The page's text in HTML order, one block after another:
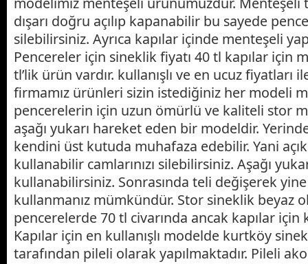
dışarı doğru açılıp kapanabilir bu sayede
silebilirsiniz. Ayrıca kapılar içinde menteşeli
Pencereler için sineklik fiyatı 40 tl kapılar için
tl’lik ürün vardır. kullanışlı ve en ucuz fiyatları
firmamız ürünleri sizin istediğiniz her modeli
pencerelerin için uzun ömürlü ve kaliteli stor
aşağı yukarı hareket eden bir modeldir.
kendini üst kutuda muhafaza edebilir. Yani
kullanabilir camlarınızı silebilirsiniz. Aşağı
kullanabilirsiniz. Sonrasında teli değişerek
kullanmanız mümkündür. Stor sineklik beyaz
pencerelerde 70 tl civarında ancak kapılar için
Kapılar için en kullanışlı modelde kurtköy
tarafından pileli olarak yapılmaktadır. Pileli